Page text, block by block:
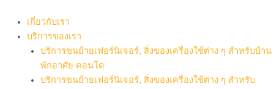
content
เกี่ยวกับเรา
บริการของเรา
บริการขนย้ายเฟอร์นิเจอร์, สิ่งของเครื่องใช้ต่าง ๆ สำหรับบ้าน
พักอาศัย คอนโด
บริการขนย้ายเฟอร์นิเจอร์, สิ่งของเครื่องใช้ต่าง ๆ สำหรับ